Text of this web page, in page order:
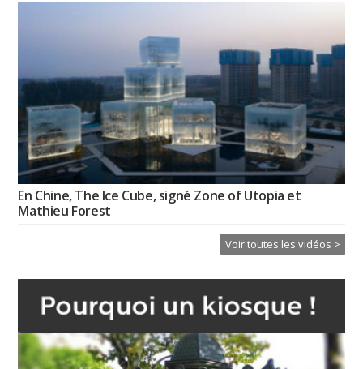
En Chine, The Ice Cube, signé Zone of Utopia et
Mathieu Forest
Voir toutes les vidéos >